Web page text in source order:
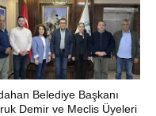
Belediye Başkanı
Demir ve Meclis Üyeleri